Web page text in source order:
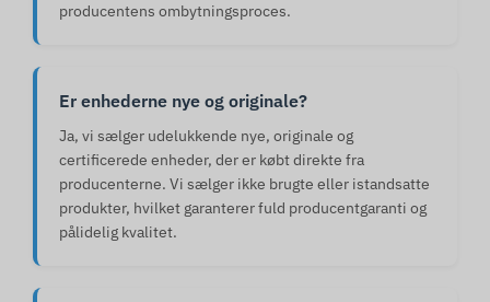
producentens ombytningsproces.
Er enhederne nye og originale?
Ja, vi sælger udelukkende nye, originale og
certificerede enheder, der er købt direkte fra
producenterne. Vi sælger ikke brugte eller istandsatte
produkter, hvilket garanterer fuld producentgaranti og
pålidelig kvalitet.